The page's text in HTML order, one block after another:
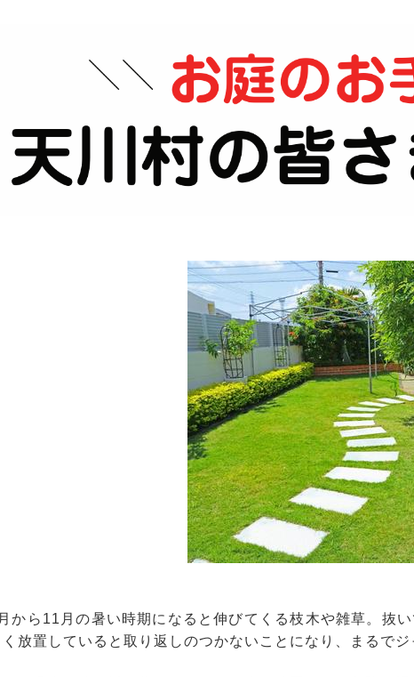
から11月の暑い時期になると伸びてくる枝木や雑草。抜
く放置していると取り返しのつかないことになり、まるで